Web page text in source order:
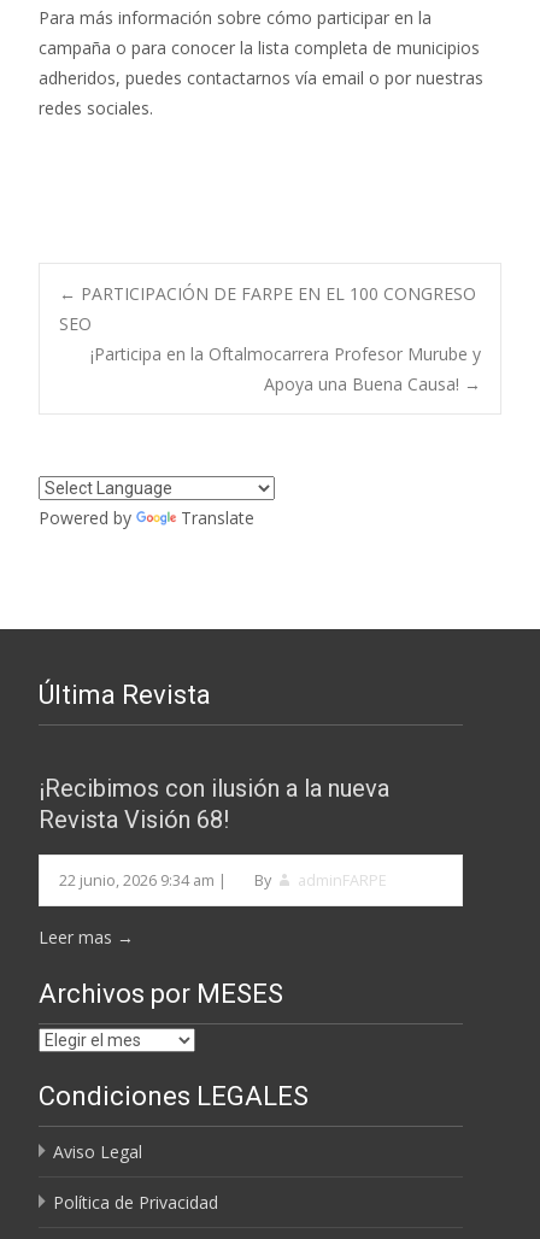
Para más información sobre cómo participar en la
campaña o para conocer la lista completa de municipios
adheridos, puedes contactarnos vía email o por nuestras
redes sociales.
Navegación
entradas
← PARTICIPACIÓN DE FARPE EN EL 100 CONGRESO
SEO
¡Participa en la Oftalmocarrera Profesor Murube y
Apoya una Buena Causa! →
Powered by Translate
Última Revista
¡Recibimos con ilusión a la nueva
Revista Visión 68!
22 junio, 2026 9:34 am | By adminFARPE
Leer mas →
Archivos por MESES
Archivos
MESES
Condiciones LEGALES
Aviso Legal
Política de Privacidad